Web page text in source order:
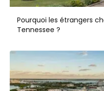
Pourquoi les étrangers
Tennessee ?